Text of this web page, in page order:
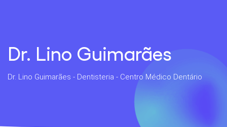
Dr. Lino Guimarães
Dr. Lino Guimarães - Dentisteria - Centro Médico Dentário